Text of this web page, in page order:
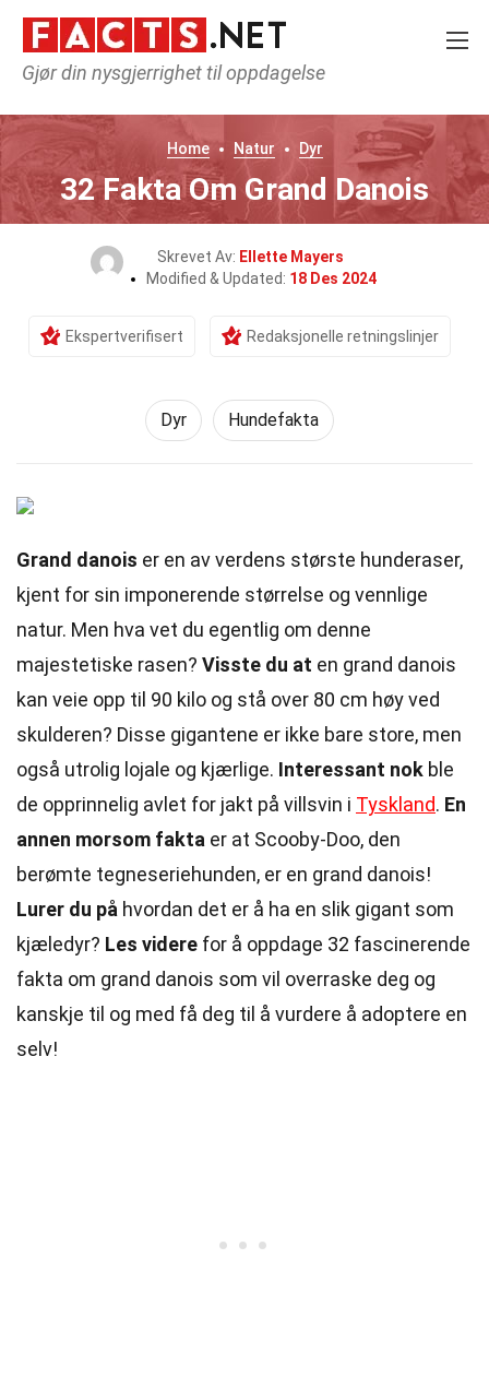
Gjør din nysgjerrighet til oppdagelse
Home Natur Dyr
32 Fakta Om Grand Danois
Skrevet Av: Ellette Mayers
Modified & Updated: 18 Des 2024
Ekspertverifisert Redaksjonelle retningslinjer
Dyr Hundefakta
Grand danois er en av verdens største hunderaser,
kjent for sin imponerende størrelse og vennlige
natur. Men hva vet du egentlig om denne
majestetiske rasen? Visste du at en grand danois
kan veie opp til 90 kilo og stå over 80 cm høy ved
skulderen? Disse gigantene er ikke bare store, men
også utrolig lojale og kjærlige. Interessant nok ble
de opprinnelig avlet for jakt på villsvin i Tyskland. En
annen morsom fakta er at Scooby-Doo, den
berømte tegneseriehunden, er en grand danois!
Lurer du på hvordan det er å ha en slik gigant som
kjæledyr? Les videre for å oppdage 32 fascinerende
fakta om grand danois som vil overraske deg og
kanskje til og med få deg til å vurdere å adoptere en
selv!